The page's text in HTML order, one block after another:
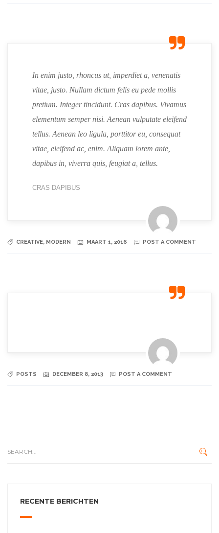
In enim justo, rhoncus ut, imperdiet a, venenatis
vitae, justo. Nullam dictum felis eu pede mollis
pretium. Integer tincidunt. Cras dapibus. Vivamus
elementum semper nisi. Aenean vulputate eleifend
tellus. Aenean leo ligula, porttitor eu, consequat
vitae, eleifend ac, enim. Aliquam lorem ante,
dapibus in, viverra quis, feugiat a, tellus.
CRAS DAPIBUS
CREATIVE, MODERN MAART 1, 2016 POST A COMMENT
POSTS DECEMBER 8, 2013 POST A COMMENT
RECENTE BERICHTEN